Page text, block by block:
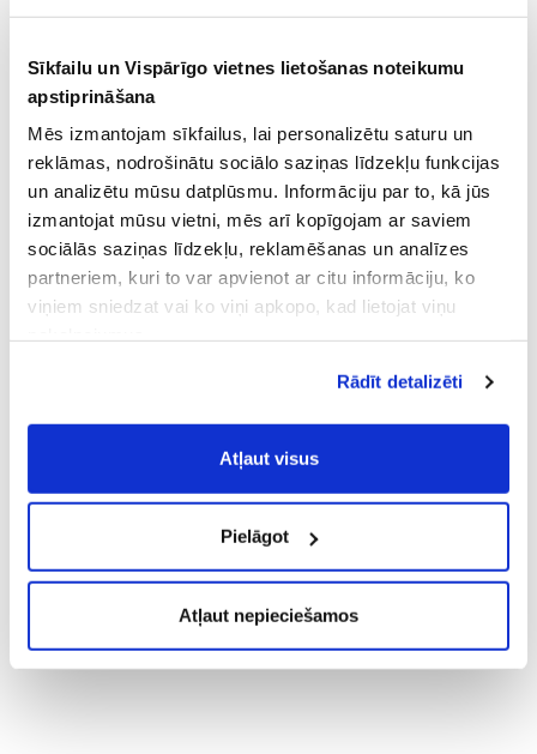
Sīkfailu un Vispārīgo vietnes lietošanas noteikumu
apstiprināšana
Mēs izmantojam sīkfailus, lai personalizētu saturu un
reklāmas, nodrošinātu sociālo saziņas līdzekļu funkcijas
un analizētu mūsu datplūsmu. Informāciju par to, kā jūs
izmantojat mūsu vietni, mēs arī kopīgojam ar saviem
sociālās saziņas līdzekļu, reklamēšanas un analīzes
partneriem, kuri to var apvienot ar citu informāciju, ko
viņiem sniedzat vai ko viņi apkopo, kad lietojat viņu
Vispārīgiem vietnes lietošanas
noteikumiem(saīsināti - VVLN).
Rādīt detalizēti
Atļaut visus
Pielāgot
Atļaut nepieciešamos